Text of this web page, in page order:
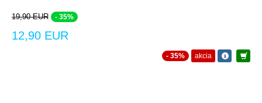
19,90 EUR - 35%
12,90 EUR
- 35% akcia